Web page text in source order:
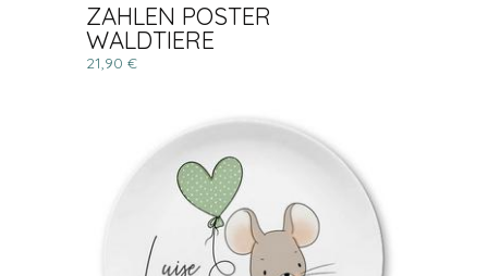
ZAHLEN POSTER
WALDTIERE
21,90 €